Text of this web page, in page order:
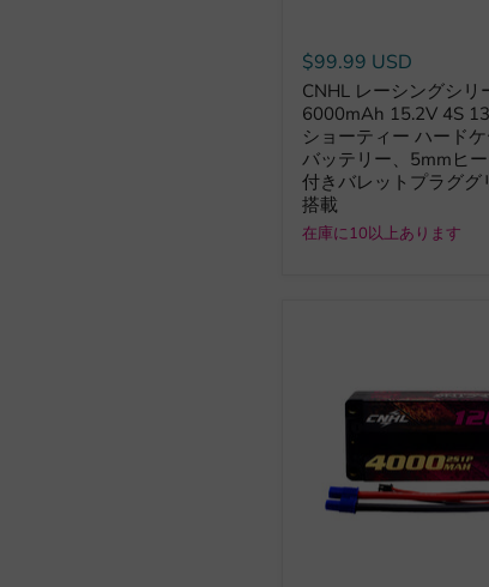
$99.99 USD
CNHL レーシングシリ
6000mAh 15.2V 4S
ショーティー ハード
バッテリー、5mmヒ
付きバレットプラググ
搭載
在庫に10以上あります